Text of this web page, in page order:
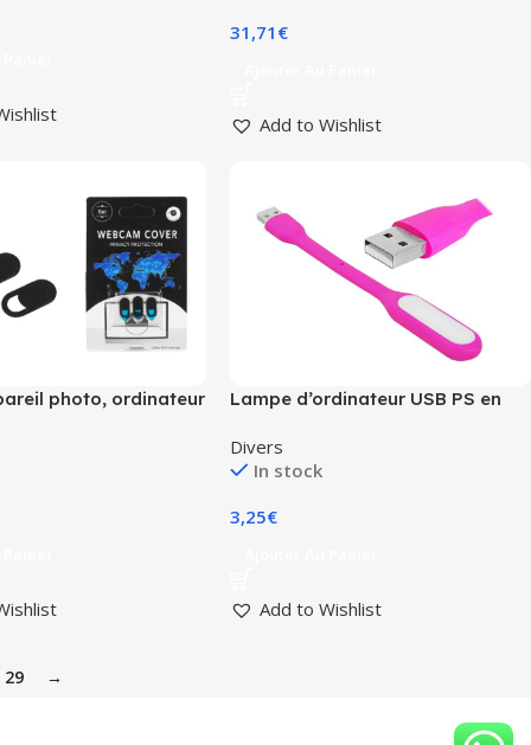
31,71 €
Add to Wishlist
photo, ordinateur
Lampe d’ordinateur USB PS en
Divers
In stock
3,25€
Add to Wishlist
29 →